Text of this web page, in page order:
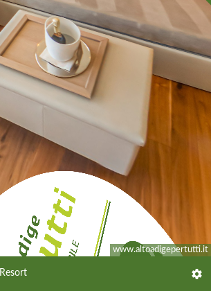
www.altoadigepertutti.it